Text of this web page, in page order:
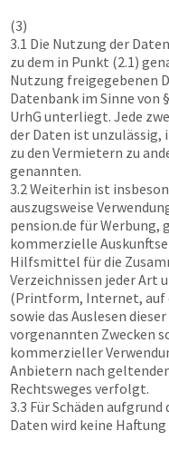
(3)
3.1 Die Nutzung der
zu dem in Punkt (2.1)
Nutzung freigegebenen
Datenbank im Sinne von
UrhG unterliegt. Jede
der Daten ist
zu den Vermietern zu
genannten.
3.2 Weiterhin ist
auszugsweise
pension.de für Werbung,
kommerzielle
Hilfsmittel für die
Verzeichnissen jeder Art
(Printform, Internet, auf
sowie das Auslesen
vorgenannten Zwecken
kommerzieller
Anbietern nach
Rechtsweges verfolgt.
3.3 Für Schäden
Daten wird keine